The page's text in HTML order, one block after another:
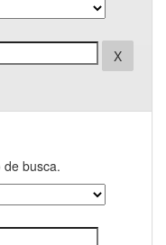
busca.